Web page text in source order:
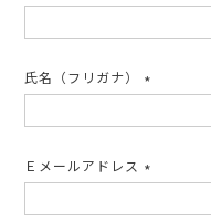
須)
氏名（フリガナ）
須)
Ｅメールアドレス
須)